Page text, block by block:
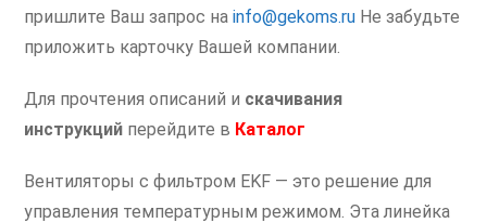
пришлите Ваш запрос наinfo@gekoms.ru Не забудьте
приложить карточку Вашей компании.
Для прочтения описаний и скачивания
инструкций перейдите в Каталог
Вентиляторы с фильтром EKF — это решение для
управления температурным режимом. Эта линейка